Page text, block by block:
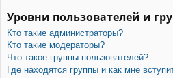
Уровни пользователей и
Кто такие администраторы?
Кто такие модераторы?
Что такое группы пользователей?
Где находятся группы и как мне